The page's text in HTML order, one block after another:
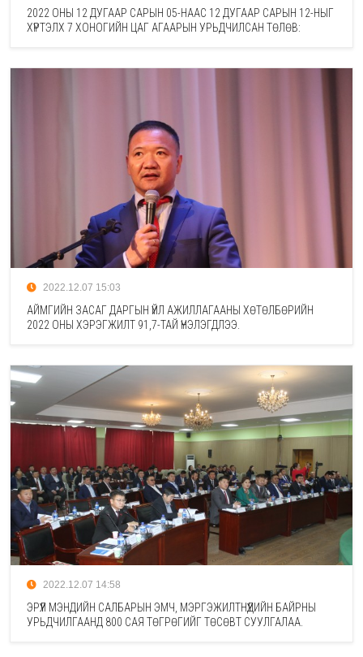
2022 ОНЫ 12 ДУГААР САРЫН 05-НААС 12 ДУГААР САРЫН 12-НЫГ
ХҮРТЭЛХ 7 ХОНОГИЙН ЦАГ АГААРЫН УРЬДЧИЛСАН ТӨЛӨВ:
2022.12.07 15:03
АЙМГИЙН ЗАСАГ ДАРГЫН ҮЙЛ АЖИЛЛАГААНЫ ХӨТӨЛБӨРИЙН
2022 ОНЫ ХЭРЭГЖИЛТ 91,7-ТАЙ ҮНЭЛЭГДЛЭЭ.
2022.12.07 14:58
ЭРҮҮЛ МЭНДИЙН САЛБАРЫН ЭМЧ, МЭРГЭЖИЛТНҮҮДИЙН БАЙРНЫ
УРЬДЧИЛГААНД 800 САЯ ТӨГРӨГИЙГ ТӨСӨВТ СУУЛГАЛАА.